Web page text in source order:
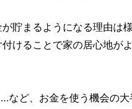
貯まるようになる理由は
けることで家の居心地が
など、お金を使う機会の